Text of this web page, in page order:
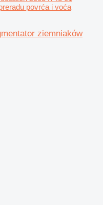
povrća i voća
ziemniaków